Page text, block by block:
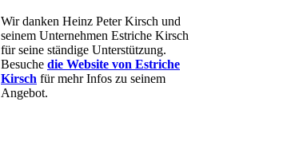
Wir danken Heinz Peter Kirsch und
seinem Unternehmen Estriche Kirsch
für seine ständige Unterstützung.
Besuche die Website von Estriche
Kirsch für mehr Infos zu seinem
Angebot.